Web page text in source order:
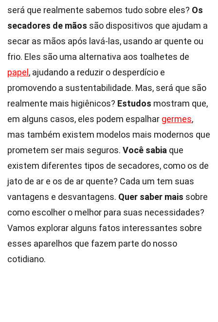
será que realmente sabemos tudo sobre eles? Os
secadores de mãos são dispositivos que ajudam a
secar as mãos após lavá-las, usando ar quente ou
frio. Eles são uma alternativa aos toalhetes de
papel , ajudando a reduzir o desperdício e
promovendo a sustentabilidade. Mas, será que são
realmente mais higiênicos? Estudos mostram que,
em alguns casos, eles podem espalhar germes,
mas também existem modelos mais modernos que
prometem ser mais seguros. Você sabia que
existem diferentes tipos de secadores, como os de
jato de ar e os de ar quente? Cada um tem suas
vantagens e desvantagens. Quer saber mais sobre
como escolher o melhor para suas necessidades?
Vamos explorar alguns fatos interessantes sobre
esses aparelhos que fazem parte do nosso
cotidiano.